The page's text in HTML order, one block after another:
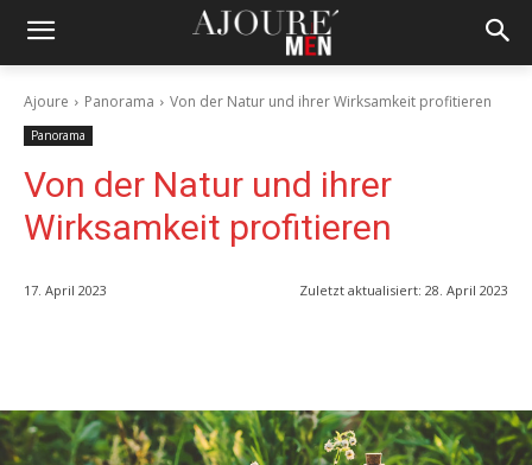
Ajoure Panorama Von der Natur und ihrer Wirksamkeit profitieren
Panorama
Von der Natur und ihrer
Wirksamkeit profitieren
17. April 2023 Zuletzt aktualisiert: 28. April 2023